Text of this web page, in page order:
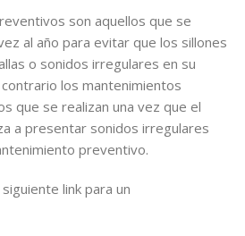
son aquellos que se
al año para evitar que los sillones
o sonidos irregulares en su
los mantenimientos
que se realizan una vez que el
a presentar sonidos irregulares
preventivo.
link para un